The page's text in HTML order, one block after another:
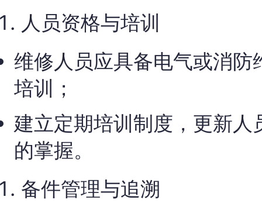
人员资格与培训
维修人员应具备电气或消
培训；
建立定期培训制度，更新
的掌握。
备件管理与追溯